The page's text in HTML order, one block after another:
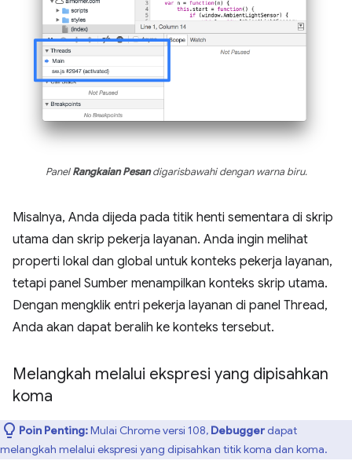
PanelRangkaian Pesandigarisbawahi dengan warna biru.
Misalnya, Anda dijeda pada titik henti sementara di skrip
utama dan skrip pekerja layanan. Anda ingin melihat
properti lokal dan global untuk konteks pekerja layanan,
tetapi panel Sumber menampilkan konteks skrip utama.
Dengan mengklik entri pekerja layanan di panel Thread,
Anda akan dapat beralih ke konteks tersebut.
Melangkah melalui ekspresi yang dipisahkan
koma
Poin Penting:Mulai Chrome versi 108, Debuggerdapat
melangkah melalui ekspresi yang dipisahkan titik koma dan koma.